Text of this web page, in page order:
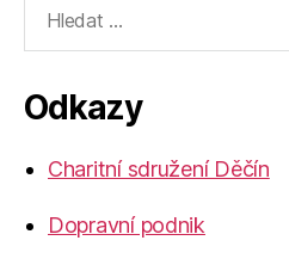
vyhledávání:
Odkazy
Charitní sdružení Děčín
Dopravní podnik